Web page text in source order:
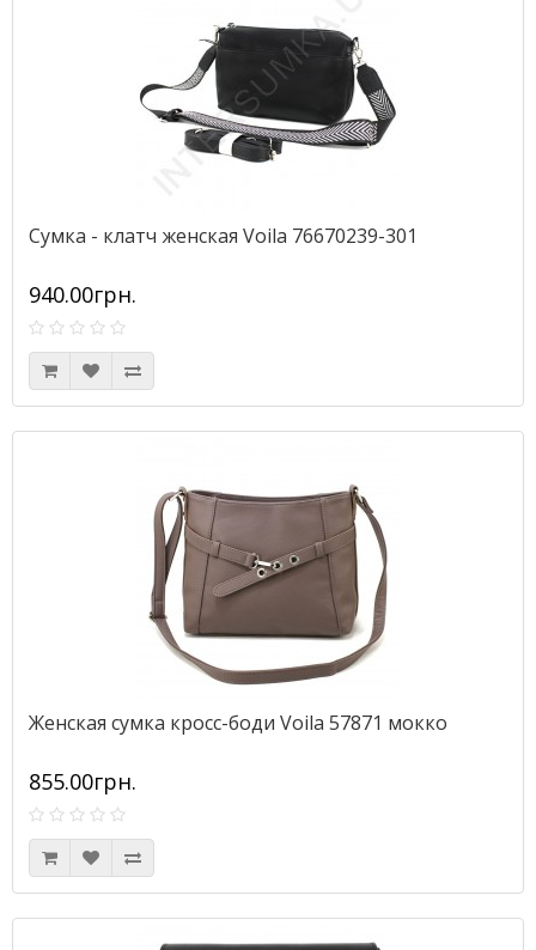
Сумка - клатч женская Voila 76670239-301
940.00грн.
Женская сумка кросс-боди Voila 57871 мокко
855.00грн.